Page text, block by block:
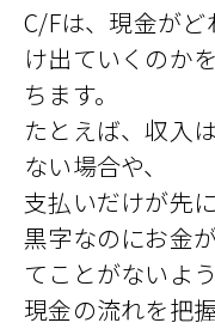
C/Fは、現金が
け出ていくのか
ちます。
たとえば、収入
ない場合や、
支払いだけが先
黒字なのにお金
てことがないよう
現金の流れを把